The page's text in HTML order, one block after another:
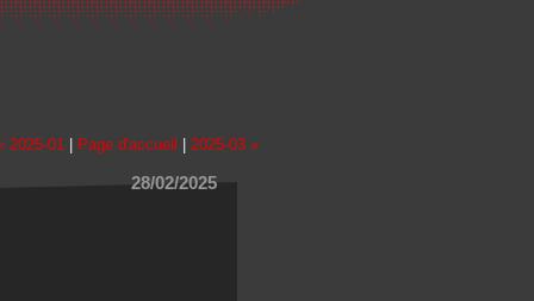
2025-01 Page d'accueil 2025-03 »
28/02/2025